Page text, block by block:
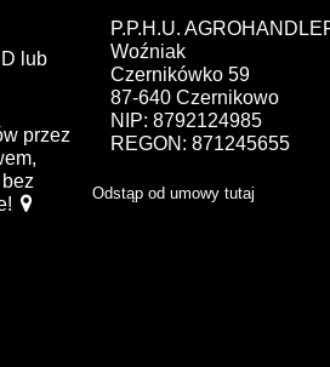
lub
przez
bez
P.P.H.U.
Woźniak
Czernikówko 59
87-640 Czernikowo
NIP: 8792124985
REGON: 871245655
Odstąp od umowy tutaj